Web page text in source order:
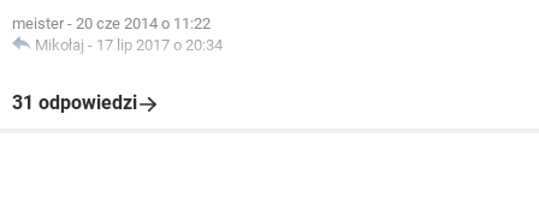
meister - 20 cze 2014 o 11:22
Mikołaj - 17 lip 2017 o 20:34
31 odpowiedzi